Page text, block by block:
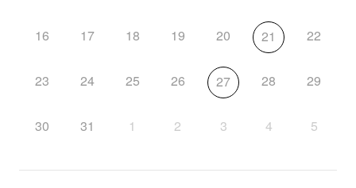
16 17 18 19 20 21 22
23 24 25 26 27 28 29
30 31 1 2 3 4 5